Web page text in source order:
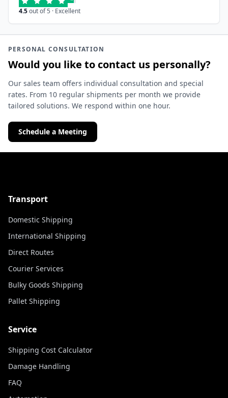
4.5out of 5 · Excellent
PERSONAL CONSULTATION
Would you like to contact us personally?
Our sales team offers individual consultation and special
rates. From 10 regular shipments per month we provide
tailored solutions. We respond within one hour.
Schedule a Meeting
Transport
Domestic Shipping
International Shipping
Direct Routes
Courier Services
Bulky Goods Shipping
Pallet Shipping
Service
Shipping Cost Calculator
Damage Handling
FAQ